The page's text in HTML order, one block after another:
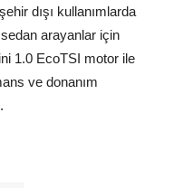
dışı kullanımlarda
arayanlar için
1.0 EcoTSI motor ile
ve donanım